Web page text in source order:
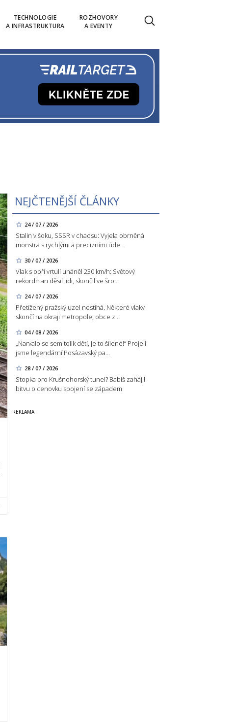
TECHNOLOGIE
A INFRASTRUKTURA
ROZHOVORY
A EVENTY
NEJČTENĚJŠÍ ČLÁNKY
24 / 07 / 2026
Stalin v šoku, SSSR v chaosu: Vyjela obrněná
monstra s rychlými a precizními úde…
30 / 07 / 2026
Vlak s obří vrtulí uháněl 230 km/h: Světový
rekordman děsil lidi, skončil ve šro…
24 / 07 / 2026
Přetížený pražský uzel nestíhá. Některé vlaky
skončí na okraji metropole, obce z…
04 / 08 / 2026
„Narvalo se sem tolik dětí, je to šílené!“ Projeli
jsme legendární Posázavský pa…
28 / 07 / 2026
Stopka pro Krušnohorský tunel? Babiš zahájil
bitvu o cenovku spojení se západem